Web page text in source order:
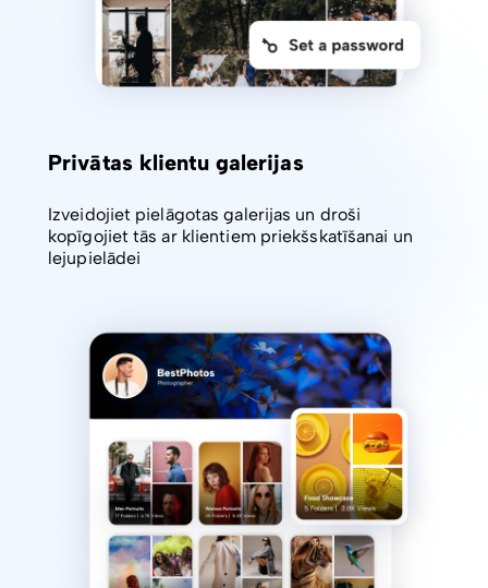
Privātas klientu galerijas
Izveidojiet pielāgotas galerijas un droši
kopīgojiet tās ar klientiem priekšskatīšanai un
lejupielādei